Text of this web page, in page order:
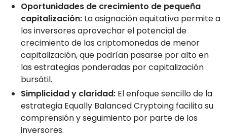
Oportunidades de crecimiento de pequeña
capitalización: La asignación equitativa permite a
los inversores aprovechar el potencial de
crecimiento de las criptomonedas de menor
capitalización, que podrían pasarse por alto en
las estrategias ponderadas por capitalización
bursátil.
Simplicidad y claridad: El enfoque sencillo de la
estrategia Equally Balanced Cryptoing facilita su
comprensión y seguimiento por parte de los
inversores.